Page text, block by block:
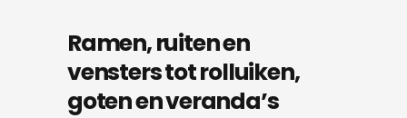
Ramen, ruiten en
vensters tot rolluiken,
goten en veranda’s